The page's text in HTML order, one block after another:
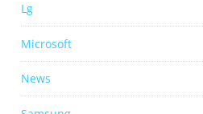
Lg
Microsoft
News